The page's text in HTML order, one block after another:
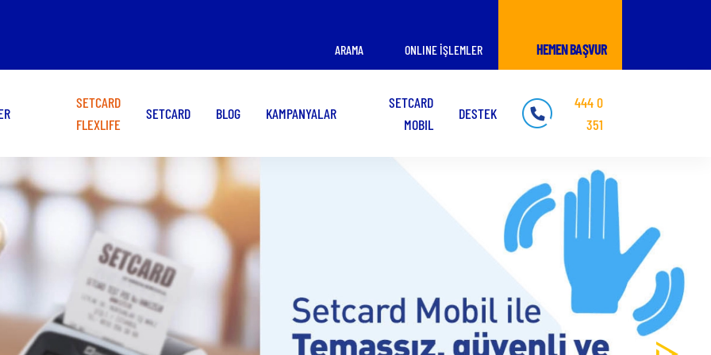
İSTİYORUM!
KART KULLANMAK
İSTİYORUM!
ARAMA ONLINE İŞLEMLER HEMEN BAŞVUR
SETCARD
FLEXLIFE
SETCARD BLOG KAMPANYALAR
SETCARD
MOBIL
DESTEK
444 0
351